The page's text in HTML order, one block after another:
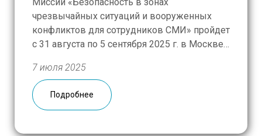
чрезвычайных ситуаций и вооруженных
конфликтов для сотрудников СМИ» пройдет
с 31 августа по 5 сентября 2025 г. в Москве
необходимые знания и формирует навыки,
повышающие осознанное отношение к
собственной безопасности в
7 июля 2025
Подробнее